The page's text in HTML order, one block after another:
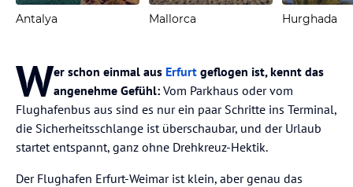
Antalya Mallorca Hurghada
Wer schon einmal aus Erfurt geflogen ist, kennt das
angenehme Gefühl: Vom Parkhaus oder vom
Flughafenbus aus sind es nur ein paar Schritte ins Terminal,
die Sicherheitsschlange ist überschaubar, und der Urlaub
startet entspannt, ganz ohne Drehkreuz-Hektik.
Der Flughafen Erfurt-Weimar ist klein, aber genau das